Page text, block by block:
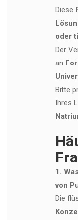
Diese
oder
Der
an
Bitte
Ihres
1.
von
Die